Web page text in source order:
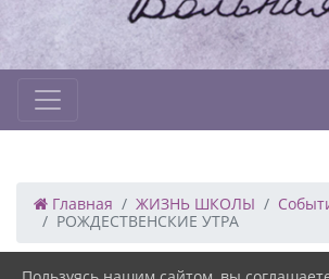
Главная ЖИЗНЬ ШКОЛЫ
РОЖДЕСТВЕНСКИЕ УТРА